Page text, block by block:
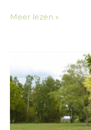
Meer lezen »
Bergeijk